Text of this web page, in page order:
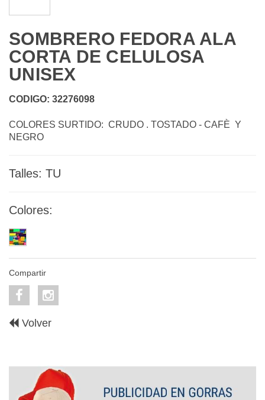
SOMBRERO FEDORA ALA
CORTA DE CELULOSA
UNISEX
CODIGO: 32276098
COLORES SURTIDO: CRUDO . TOSTADO - CAFÈ Y
NEGRO
Talles: TU
Colores:
Compartir
Volver